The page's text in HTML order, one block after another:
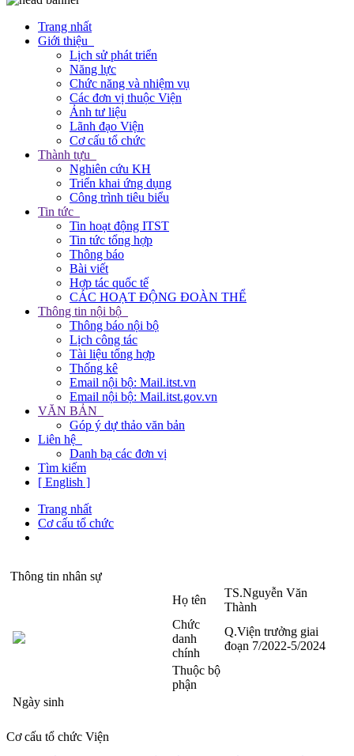
Trang nhất
Giới thiệu
Lịch sử phát triển
Năng lực
Chức năng và nhiệm vụ
Các đơn vị thuộc Viện
Ảnh tư liệu
Lãnh đạo Viện
Cơ cấu tổ chức
Thành tựu
Nghiên cứu KH
Triển khai ứng dụng
Công trình tiêu biểu
Tin tức
Tin hoạt động ITST
Tin tức tổng hợp
Thông báo
Bài viết
Hợp tác quốc tế
CÁC HOẠT ĐỘNG ĐOÀN THỂ
Thông tin nội bộ
Thông báo nội bộ
Lịch công tác
Tài liệu tổng hợp
Thống kê
Email nội bộ: Mail.itst.vn
Email nội bộ: Mail.itst.gov.vn
VĂN BẢN
Góp ý dự thảo văn bản
Liên hệ
Danh bạ các đơn vị
Tìm kiếm
[ English ]
Trang nhất
Cơ cấu tổ chức
Thông tin nhân sự
Họ tên
TS.Nguyễn Văn
Thành
Chức
danh
chính
Q.Viện trưởng giai
đoạn 7/2022-5/2024
Thuộc bộ
phận
Ngày sinh
Cơ cấu tổ chức Viện